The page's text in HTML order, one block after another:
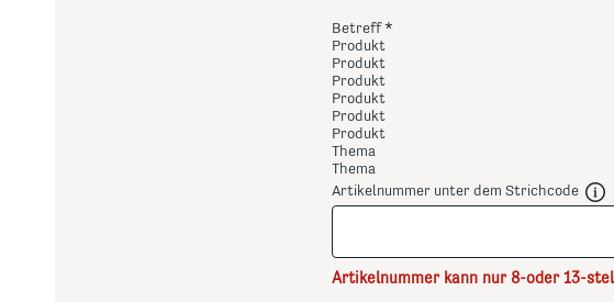
Betreff
Produkt
Produkt
Produkt
Produkt
Produkt
Produkt
Thema
Thema
Artikelnummer unter dem Strichcode
Artikelnummer kann nur 8-oder 13-